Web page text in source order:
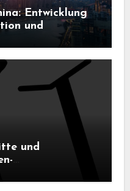
Entwicklung
und
und